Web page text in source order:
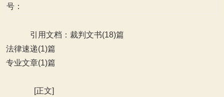
号：
引用文档：裁判文书(18)篇
法律速递(1)篇
专业文章(1)篇
[正文]